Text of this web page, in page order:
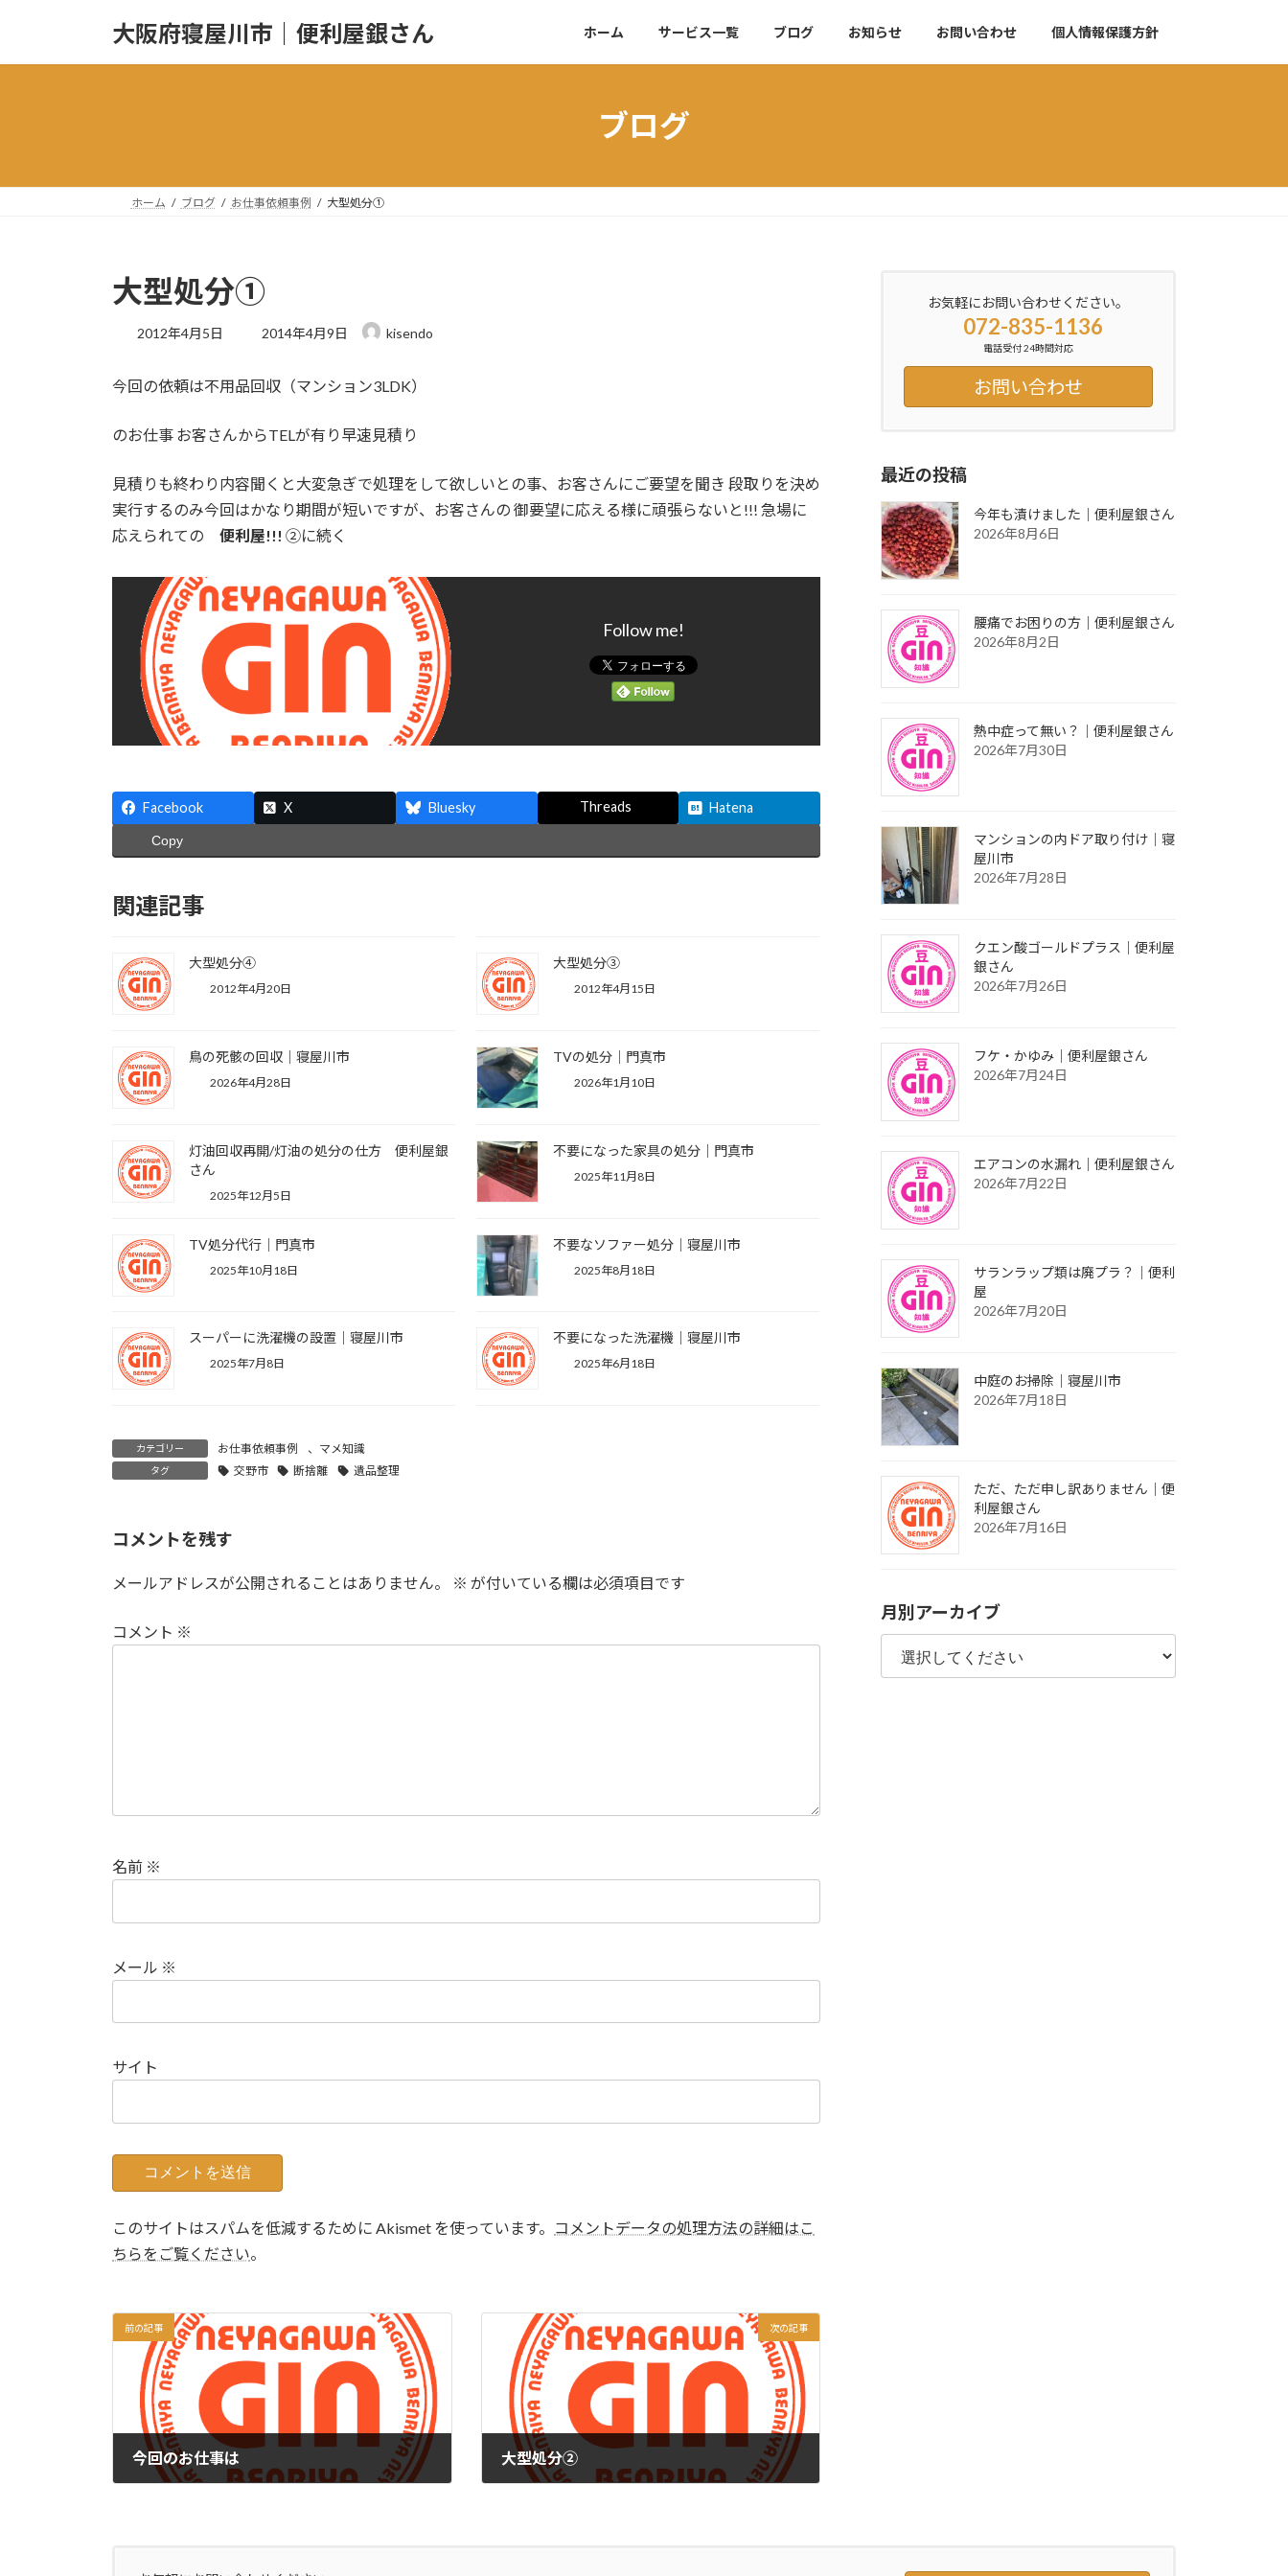
大阪府寝屋川市｜便利屋銀さん ホーム サービス一覧 ブログ お知らせ お問い合わせ 個人情報保護方針
ブログ
ホーム ブログ お仕事依頼事例 大型処分①
大型処分①
2012年4月5日
最
新
:
2014年4月9日 kisendo
今回の依頼は不用品回収（マンション3LDK）
のお仕事 お客さんからTELが有り早速見積り
見積りも終わり内容聞くと大変急ぎで処理をして欲しいとの事、お客さんにご要望を聞き 段取りを決め
実行するのみ今回はかなり期間が短いですが、お客さんの 御要望に応える様に頑張らないと!!! 急場に
応えられての 便利屋!!! ②に続く
Follow me!
Facebook X Bluesky Threads Hatena
Copy
関連記事
大型処分④
2012年4月20日
大型処分③
2012年4月15日
鳥の死骸の回収｜寝屋川市
2026年4月28日
TVの処分｜門真市
2026年1月10日
灯油回収再開/灯油の処分の仕方 便利屋銀
さん
2025年12月5日
不要になった家具の処分｜門真市
2025年11月8日
TV処分代行｜門真市
2025年10月18日
不要なソファー処分｜寝屋川市
2025年8月18日
スーパーに洗濯機の設置｜寝屋川市
2025年7月8日
不要になった洗濯機｜寝屋川市
2025年6月18日
カテゴリー お仕事依頼事例 、 マメ知識
タグ 交野市 断捨離 遺品整理
コメントを残す
メールアドレスが公開されることはありません。 ※ が付いている欄は必須項目です
コメント ※
名前 ※
メール ※
サイト
このサイトはスパムを低減するために Akismet を使っています。
コメントデータの処理方法の詳細はこ
ちらをご覧ください。
前の記事
今回のお仕事は
次の記事
大型処分②
お気軽にお問い合わせください。
072-835-1136
電話受付 24時間対応
お問い合わせ
最近の投稿
今年も漬けました｜便利屋銀さん
2026年8月6日
腰痛でお困りの方｜便利屋銀さん
2026年8月2日
熱中症って無い？｜便利屋銀さん
2026年7月30日
マンションの内ドア取り付け｜寝
屋川市
2026年7月28日
クエン酸ゴールドプラス｜便利屋
銀さん
2026年7月26日
フケ・かゆみ｜便利屋銀さん
2026年7月24日
エアコンの水漏れ｜便利屋銀さん
2026年7月22日
サランラップ類は廃プラ？｜便利
屋
2026年7月20日
中庭のお掃除｜寝屋川市
2026年7月18日
ただ、ただ申し訳ありません｜便
利屋銀さん
2026年7月16日
月別アーカイブ